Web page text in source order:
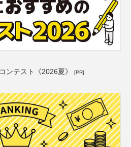
ンテスト《2026夏》 [PR]